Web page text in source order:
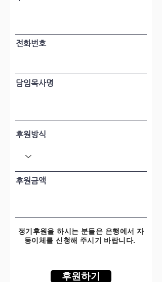
전화번호
담임목사명
후원방식
후원금액
정기후원을 하시는 분들은 은행에서 자
동이체를 신청해 주시기 바랍니다.
후원하기